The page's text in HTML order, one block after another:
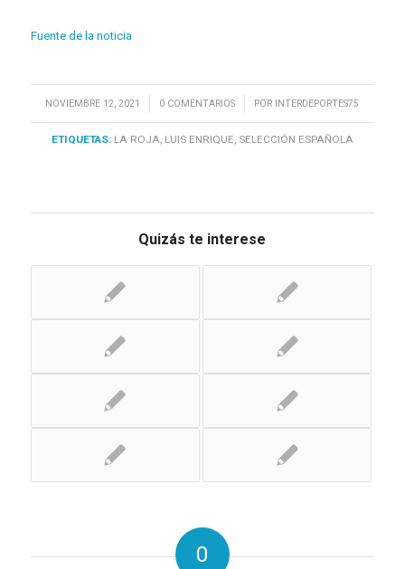
Fuente de la noticia
NOVIEMBRE 12, 2021
/ 0 COMENTARIOS
/ POR INTERDEPORTES75
ETIQUETAS: LA ROJA, LUIS ENRIQUE, SELECCIÓN ESPAÑOLA
Quizás te interese
0